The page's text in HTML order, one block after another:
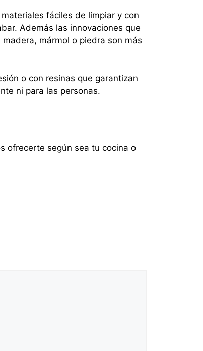
fáciles de limpiar y con
Además las innovaciones que
mármol o piedra son más
o con resinas que garantizan
ni para las personas.
ofrecerte según sea tu cocina o